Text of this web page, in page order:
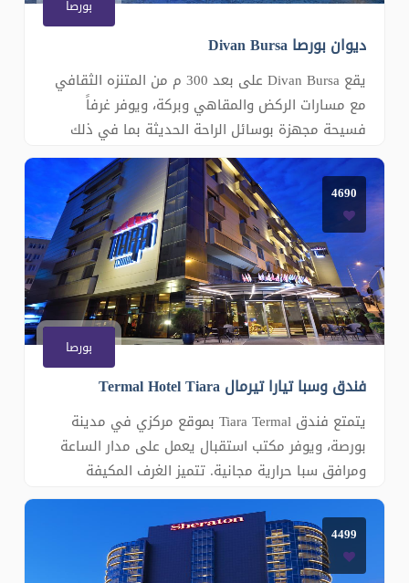
بورصا
ديوان بورصا Divan Bursa
يقع Divan Bursa على بعد 300 م من المتنزه الثقافي
مع مسارات الركض والمقاهي وبركة، ويوفر غرفاً
فسيحة مجهزة بوسائل الراحة الحديثة بما في ذلك
خدمة الواي فاي المجانية. تتميز جميع الغرف في
Divan بأرضيات مفروشة بالسجاد، وتم تزيينها بذوق مع
بياضات أسرّة ملونة وستائر وأثاث خشبي. كما أن
الحمام الرخامي الأنيق منفصل عن ا�
4690
بورصا
فندق وسبا تيارا تيرمال Termal Hotel Tiara
يتمتع فندق Tiara Termal بموقع مركزي في مدينة
بورصة، ويوفر مكتب استقبال يعمل على مدار الساعة
ومرافق سبا حرارية مجانية. تتميز الغرف المكيفة
بتلفزيون مع قنوات فضائية وخدمة الواي فاي المجانية.
تحتوي الغرف في Termal Hotel Tiara على ميني بار.
وتشتمل الحمامات على مستلزمات استحمام مجانية
ومجفف شعر. وتوفر بعض الغرف حوض است
4499